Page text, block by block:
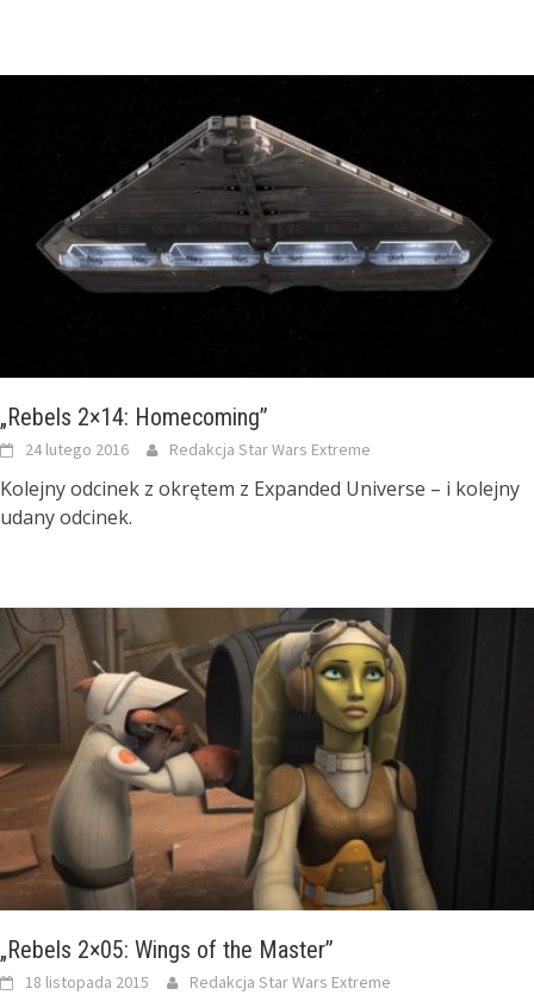
„Rebels 2×14: Homecoming”
24 lutego 2016 Redakcja Star Wars Extreme
Kolejny odcinek z okrętem z Expanded Universe – i kolejny
udany odcinek.
„Rebels 2×05: Wings of the Master”
18 listopada 2015 Redakcja Star Wars Extreme